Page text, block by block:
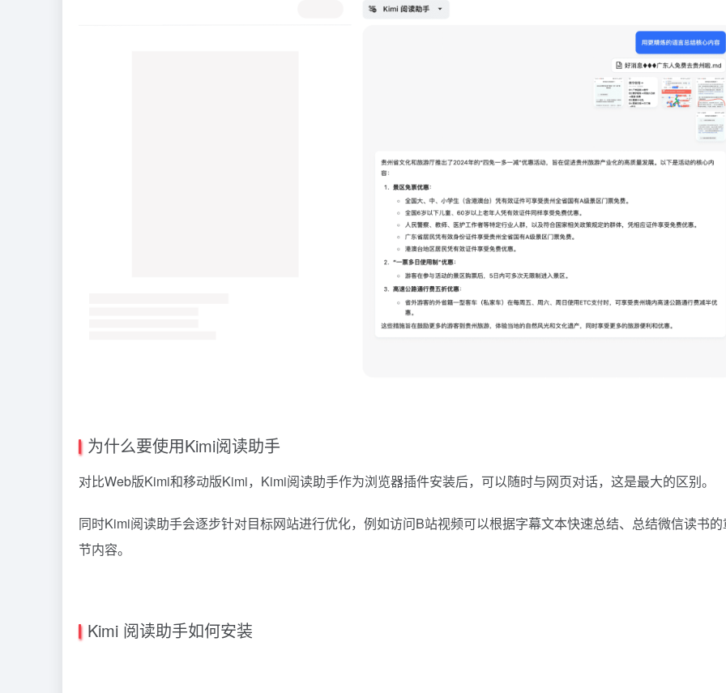
为什么要使用Kimi阅读助手
对比Web版Kimi和移动版Kimi，Kimi阅读助手作为浏览器插件安装后，可以随时与网页对话，这是最大的区别。
同时Kimi阅读助手会逐步针对目标网站进行优化，例如访问B站视频可以根据字幕文本快速总结、总结微信读书的
节内容。
Kimi 阅读助手如何安装